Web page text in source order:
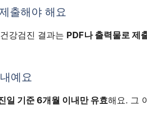
출해야 해요
강검진 결과는 PDF나 출력물로 제
예요
일 기준 6개월 이내만 유효해요. 그